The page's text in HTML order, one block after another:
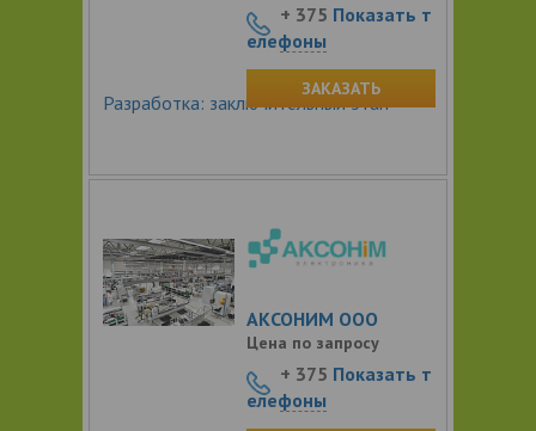
Разработка: заключительный этап
+ 375 Показать т
елефоны
ЗАКАЗАТЬ
АКСОНИМ ООО
Цена по запросу
+ 375 Показать т
елефоны